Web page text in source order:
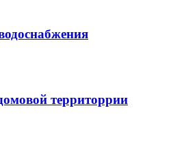
территоррии